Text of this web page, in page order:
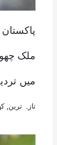
ملک
میں
تازہ ترین